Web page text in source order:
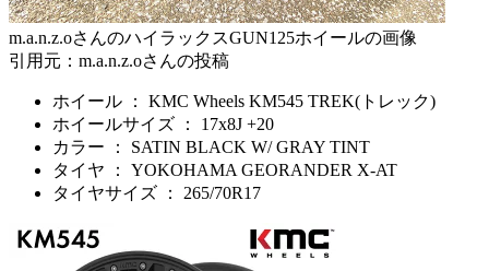
m.a.n.z.oさんのハイラックスGUN125ホイールの画像
引用元：m.a.n.z.oさんの投稿
ホイール ： KMC Wheels KM545 TREK(トレック)
ホイールサイズ ： 17x8J +20
カラー ： SATIN BLACK W/ GRAY TINT
タイヤ ： YOKOHAMA GEORANDER X-AT
タイヤサイズ ： 265/70R17